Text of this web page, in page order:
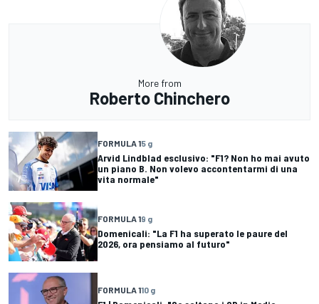
More from
Roberto Chinchero
FORMULA 15 g
Arvid Lindblad esclusivo: "F1? Non ho mai avuto
un piano B. Non volevo accontentarmi di una
vita normale"
FORMULA 19 g
Domenicali: "La F1 ha superato le paure del
2026, ora pensiamo al futuro"
FORMULA 110 g